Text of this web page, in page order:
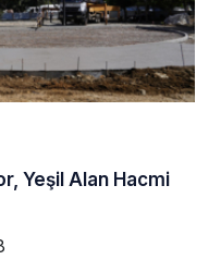
Yeşil Alan Hacmi